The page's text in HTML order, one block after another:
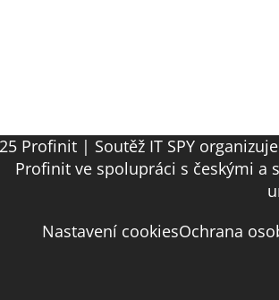
Profinit | Soutěž IT SPY
Profinit ve spolupráci s českými a
Nastavení cookiesOchrana